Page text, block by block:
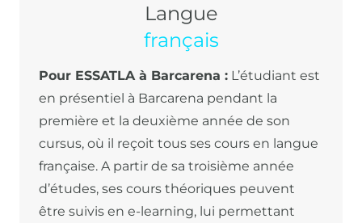
Langue
français
Pour ESSATLA à Barcarena : L’étudiant est
en présentiel à Barcarena pendant la
première et la deuxième année de son
cursus, où il reçoit tous ses cours en langue
française. A partir de sa troisième année
d’études, ses cours théoriques peuvent
être suivis en e-learning, lui permettant